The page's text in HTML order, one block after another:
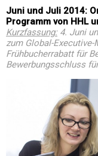
Juni und Juli 2014:
Programm von HHL
Kurzfassung:4. Juni
zum Global-
Frühbucherrabatt für
Bewerbungsschluss